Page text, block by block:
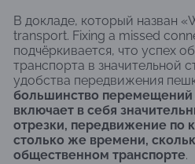
В докладе, который назван
transport. Fixing a missed
подчёркивается, что успех
транспорта в значительной
удобства передвижения
большинство перемещений
включает в себя
отрезки, передвижение по
столько же времени,
общественном транспорте.